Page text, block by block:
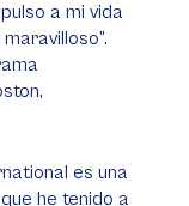
a mi vida
es una
he tenido a